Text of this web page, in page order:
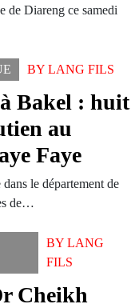
de Diareng ce samedi
BYLANG FILS
Bakel : huit
au
Faye
le département de
de…
BYLANG
FILS
Cheikh